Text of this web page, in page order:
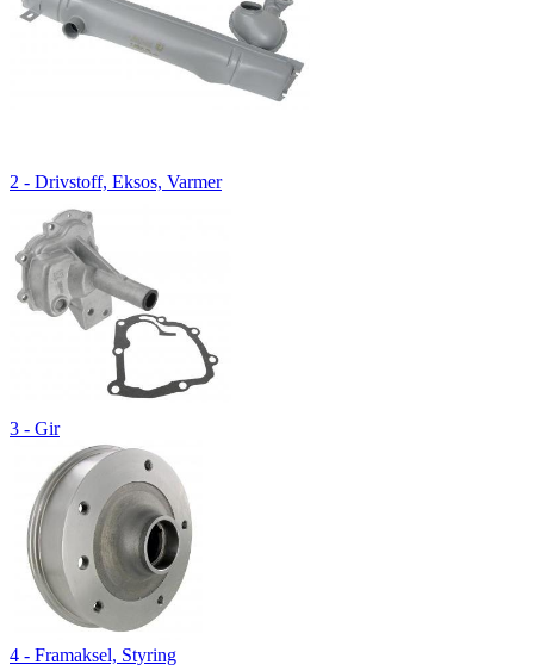
2 - Drivstoff, Eksos, Varmer
3 - Gir
4 - Framaksel, Styring